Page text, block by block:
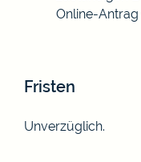
Online-Antrag
Fristen
Unverzüglich.